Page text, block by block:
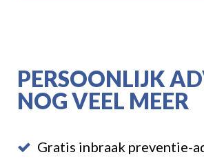
PERSOONLIJK
NOG VEEL MEER
Gratis inbraak preventie-